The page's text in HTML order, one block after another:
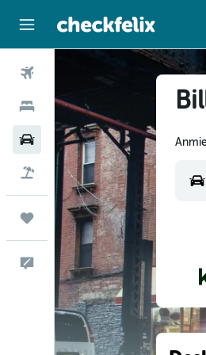
Hotels
Mietwagen
Flug+Hotel
Trips
Feedback